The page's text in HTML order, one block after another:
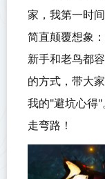
家，我第一时
简直颠覆想象
新手和老鸟都
的方式，带大
我的"避坑心得
走弯路！